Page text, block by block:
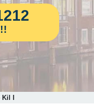
I